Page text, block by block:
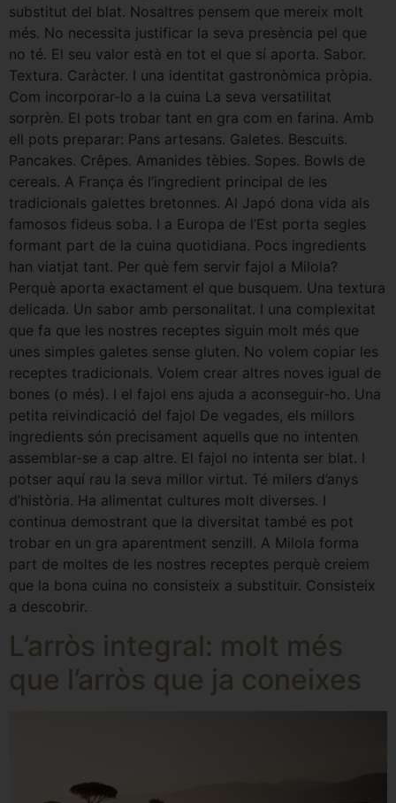
substitut del blat. Nosaltres pensem que mereix molt
més. No necessita justificar la seva presència pel que
no té. El seu valor està en tot el que sí aporta. Sabor.
Textura. Caràcter. I una identitat gastronòmica pròpia.
Com incorporar-lo a la cuina La seva versatilitat
sorprèn. El pots trobar tant en gra com en farina. Amb
ell pots preparar: Pans artesans. Galetes. Bescuits.
Pancakes. Crêpes. Amanides tèbies. Sopes. Bowls de
cereals. A França és l’ingredient principal de les
tradicionals galettes bretonnes. Al Japó dona vida als
famosos fideus soba. I a Europa de l’Est porta segles
formant part de la cuina quotidiana. Pocs ingredients
han viatjat tant. Per què fem servir fajol a Milola?
Perquè aporta exactament el que busquem. Una textura
delicada. Un sabor amb personalitat. I una complexitat
que fa que les nostres receptes siguin molt més que
unes simples galetes sense gluten. No volem copiar les
receptes tradicionals. Volem crear altres noves igual de
bones (o més). I el fajol ens ajuda a aconseguir-ho. Una
petita reivindicació del fajol De vegades, els millors
ingredients són precisament aquells que no intenten
assemblar-se a cap altre. El fajol no intenta ser blat. I
potser aquí rau la seva millor virtut. Té milers d’anys
d’història. Ha alimentat cultures molt diverses. I
continua demostrant que la diversitat també es pot
trobar en un gra aparentment senzill. A Milola forma
part de moltes de les nostres receptes perquè creiem
que la bona cuina no consisteix a substituir. Consisteix
a descobrir.
L’arròs integral: molt més
que l’arròs que ja coneixes